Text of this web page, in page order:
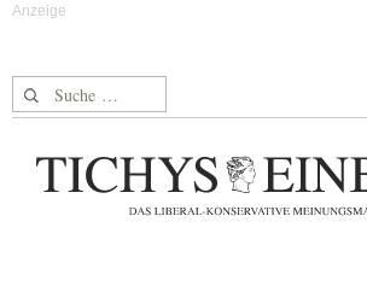
Suche nach: